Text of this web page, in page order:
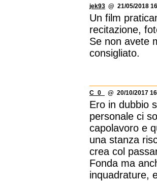
jek93 @ 21/05/2018
Un film
recitazione,
Se non avete
consigliato.
C_0_ @ 20/10/2017
Ero in dubbio
personale ci
capolavoro e
una stanza
crea col
Fonda ma
inquadrature,